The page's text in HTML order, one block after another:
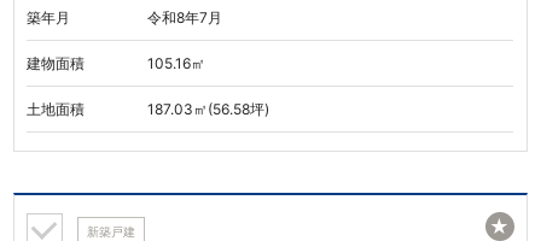
築年月 令和8年7月
建物面積 105.16㎡
土地面積 187.03㎡(56.58坪)
新築戸建 ★